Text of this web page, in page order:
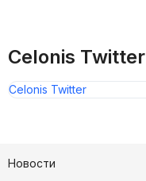
Celonis Twitter
Celonis Twitter
Новости